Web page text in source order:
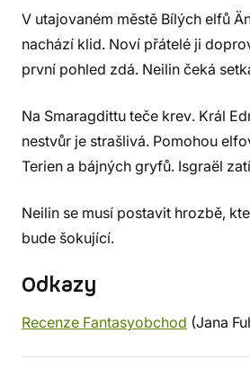
V utajovaném městě Bílých elfů
nachází klid. Noví přátelé ji
první pohled zdá. Neilin čeká
Na Smaragdittu teče krev. Král
nestvůr je strašlivá. Pomohou
Terien a bájných gryfů. Isgraël
Neilin se musí postavit hrozbě,
bude šokující.
Odkazy
Recenze Fantasyobchod (Jana